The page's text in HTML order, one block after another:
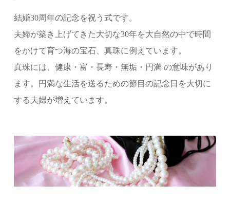
結婚30周年の記念を祝う式です。
夫婦が築き上げてきた大切な30年を大自然の中で時間
をかけて育つ海の宝石、真珠に例えています。
真珠には、健康・富・長寿・無垢・円満 の意味があり
ます。円満な生活を送るための節目の記念日を大切に
する夫婦が増えています。